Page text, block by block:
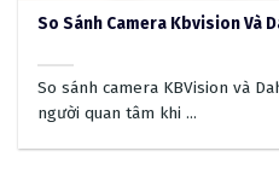
So Sánh Camera Kbvision Và
So sánh camera KBVision và
người quan tâm khi ...